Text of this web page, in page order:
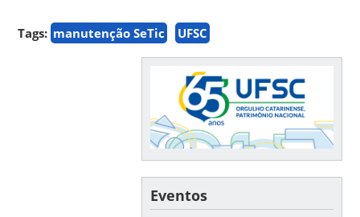
Tags: manutenção SeTic UFSC
Eventos